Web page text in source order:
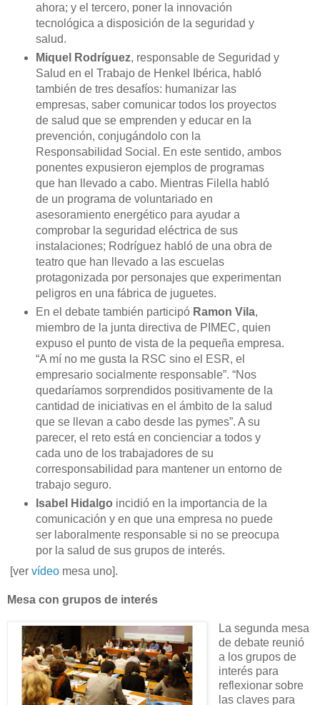
ahora; y el tercero, poner la innovación
tecnológica a disposición de la seguridad y
salud.
Miquel Rodríguez, responsable de Seguridad y
Salud en el Trabajo de Henkel Ibérica, habló
también de tres desafíos: humanizar las
empresas, saber comunicar todos los proyectos
de salud que se emprenden y educar en la
prevención, conjugándolo con la
Responsabilidad Social. En este sentido, ambos
ponentes expusieron ejemplos de programas
que han llevado a cabo. Mientras Filella habló
de un programa de voluntariado en
asesoramiento energético para ayudar a
comprobar la seguridad eléctrica de sus
instalaciones; Rodríguez habló de una obra de
teatro que han llevado a las escuelas
protagonizada por personajes que experimentan
peligros en una fábrica de juguetes.
En el debate también participó Ramon Vila,
miembro de la junta directiva de PIMEC, quien
expuso el punto de vista de la pequeña empresa.
“A mí no me gusta la RSC sino el ESR, el
empresario socialmente responsable”. “Nos
quedaríamos sorprendidos positivamente de la
cantidad de iniciativas en el ámbito de la salud
que se llevan a cabo desde las pymes”. A su
parecer, el reto está en concienciar a todos y
cada uno de los trabajadores de su
corresponsabilidad para mantener un entorno de
trabajo seguro.
Isabel Hidalgo incidió en la importancia de la
comunicación y en que una empresa no puede
ser laboralmente responsable si no se preocupa
por la salud de sus grupos de interés.
[ver vídeo mesa uno].
Mesa con grupos de interés
La segunda mesa
de debate reunió
a los grupos de
interés para
reflexionar sobre
las claves para